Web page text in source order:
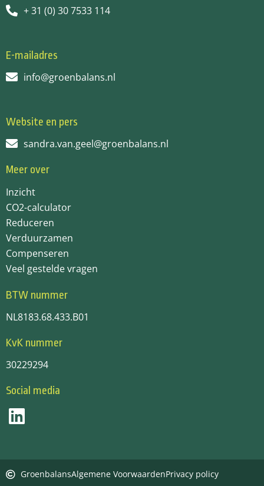
+ 31 (0) 30 7533 114
E-mailadres
info@groenbalans.nl
Website en pers
sandra.van.geel@groenbalans.nl
Meer over
Inzicht
CO2-calculator
Reduceren
Verduurzamen
Compenseren
Veel gestelde vragen
BTW nummer
NL8183.68.433.B01
KvK nummer
30229294
Social media
GroenbalansAlgemene VoorwaardenPrivacy policy